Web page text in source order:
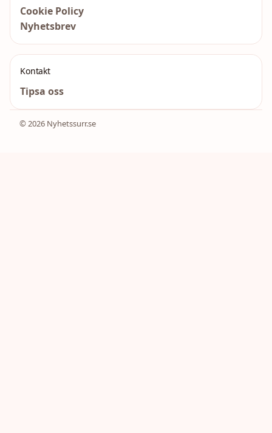
Cookie Policy
Nyhetsbrev
Kontakt
Tipsa oss
© 2026 Nyhetssurr.se